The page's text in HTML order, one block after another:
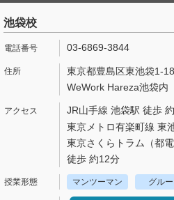
池袋校
03-6869-3844
東京都豊島区東池袋1-
WeWork Hareza池袋内
JR山手線 池袋駅 徒歩
東京メトロ有楽町線 東
東京さくらトラム（都
徒歩 約12分
マンツーマン グル